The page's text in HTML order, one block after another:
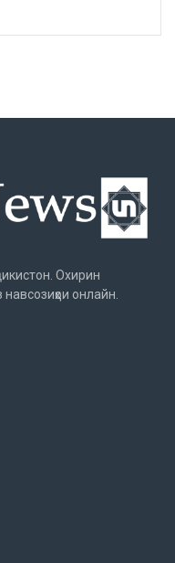
Охирин
навсозиҳои онлайн.